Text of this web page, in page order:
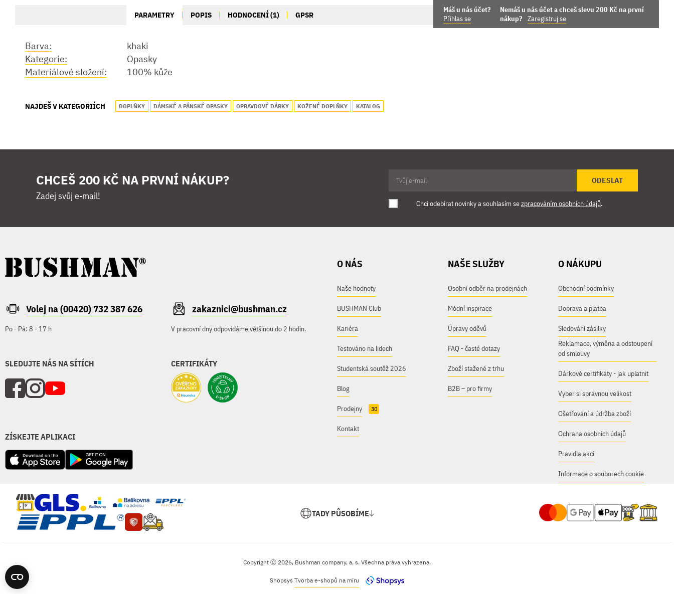
Máš u nás účet?
Přihlas se
Nemáš u nás účet a chceš slevu 200 Kč na první
nákup?
Zaregistruj se
PARAMETRY POPIS HODNOCENÍ (1) GPSR
Barva:
khaki
Kategorie:
Opasky
Materiálové složení:
100% kůže
NAJDEŠ V KATEGORIÍCH DOPLŇKY DÁMSKÉ A PÁNSKÉ OPASKY OPRAVDOVÉ DÁRKY KOŽENÉ DOPLŇKY KATALOG
CHCEŠ 200 KČ NA PRVNÍ NÁKUP?
Zadej svůj e-mail!
ODESLAT
Chci odebírat novinky a souhlasím sezpracováním osobních údajů.
Volej na (00420) 732 387 626
Po - Pá: 8 - 17 h
zakaznici@bushman.cz
V pracovní dny odpovídáme většinou do 2 hodin.
SLEDUJTE NÁS NA SÍTÍCH CERTIFIKÁTY
ZÍSKEJTE APLIKACI
O NÁS
Naše hodnoty
BUSHMAN Club
Kariéra
Testováno na lidech
Studentská soutěž 2026
Blog
Prodejny 30
Kontakt
NAŠE SLUŽBY
Osobní odběr na prodejnách
Módní inspirace
Úpravy oděvů
FAQ - časté dotazy
Zboží stažené z trhu
B2B – pro firmy
O NÁKUPU
Obchodní podmínky
Doprava a platba
Sledování zásilky
Reklamace, výměna a odstoupení
od smlouvy
Dárkové certifikáty - jak uplatnit
Vyber si správnou velikost
Ošetřování a údržba zboží
Ochrana osobních údajů
Pravidla akcí
Informace o souborech cookie
TADY PŮSOBÍME
Copyright Ⓒ 2026, Bushman company, a. s. Všechna práva vyhrazena.
Shopsys Tvorba e-shopů na míru